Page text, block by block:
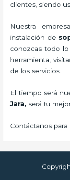
clientes, siendo
Nuestra
instalación de
conozcas todo
herramienta,
de los servicios.
El tiempo será
Jara, será tu
Contáctanos para